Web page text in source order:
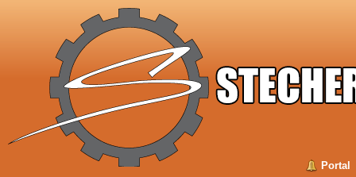
Portal